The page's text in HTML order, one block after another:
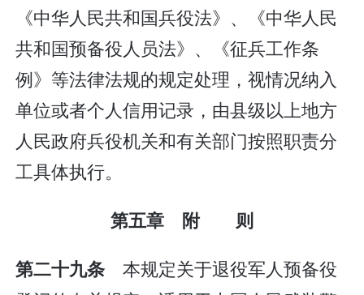
《中华人民共和国兵役法》、《中华人民
共和国预备役人员法》、《征兵工作条
例》等法律法规的规定处理，视情况纳入
单位或者个人信用记录，由县级以上地方
人民政府兵役机关和有关部门按照职责分
工具体执行。
第五章 附 则
第二十九条 本规定关于退役军人预备役